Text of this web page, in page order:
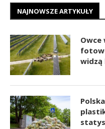
NAJNOWSZE ARTYKUŁY
Owce
widzą